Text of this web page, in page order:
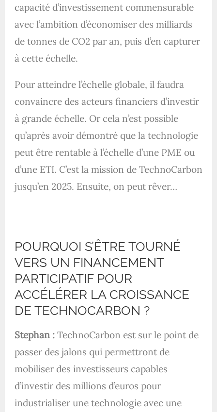
capacité d’investissement commensurable
avec l’ambition d’économiser des milliards
de tonnes de CO2 par an, puis d’en capturer
à cette échelle.
Pour atteindre l’échelle globale, il faudra
convaincre des acteurs financiers d’investir
à grande échelle. Or cela n’est possible
qu’après avoir démontré que la technologie
peut être rentable à l’échelle d’une PME ou
d’une ETI. C’est la mission de TechnoCarbon
jusqu’en 2025. Ensuite, on peut rêver…
POURQUOI S’ÊTRE TOURNÉ
VERS UN FINANCEMENT
PARTICIPATIF POUR
ACCÉLÉRER LA CROISSANCE
DE TECHNOCARBON ?
Stephan : TechnoCarbon est sur le point de
passer des jalons qui permettront de
mobiliser des investisseurs capables
d’investir des millions d’euros pour
industrialiser une technologie avec une